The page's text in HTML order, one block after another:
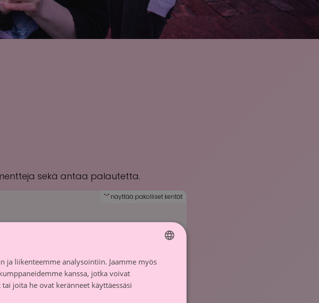
sekä antaa palautetta.
"*" näyttää pakolliset kentät
FINNISH
ja liikenteemme analysointiin. Jaamme myös
kanssa, jotka voivat
joita he ovat keränneet käyttäessäsi